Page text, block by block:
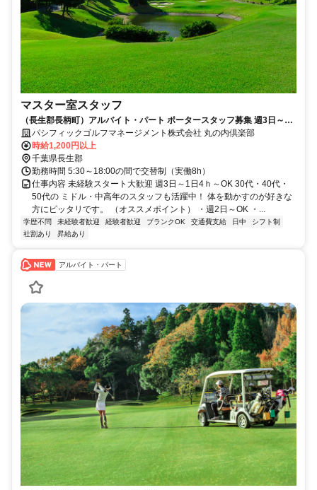
マスター室スタッフ
（長生郡長柄町）アルバイト・パート ポータースタッフ募集 週3日～1
日4ｈ～OK
パシフィックゴルフマネージメント株式会社 丸の内倶楽部
時給1,200円以上
千葉県長生郡
勤務時間 5:30～18:00の間で交替制（実働8h）
仕事内容 未経験スタート大歓迎 週3日～1日4ｈ～OK 30代・40代・
50代の ミドル・中高年のスタッフも活躍中！ 体を動かすのが好きな
方にピッタリです。 （オススメポイント） ・週2日～OK ・...
学歴不問 未経験者歓迎 経験者歓迎 ブランクOK 交通費支給 日中
シフト制
社割あり
昇給あり
アルバイト・パート